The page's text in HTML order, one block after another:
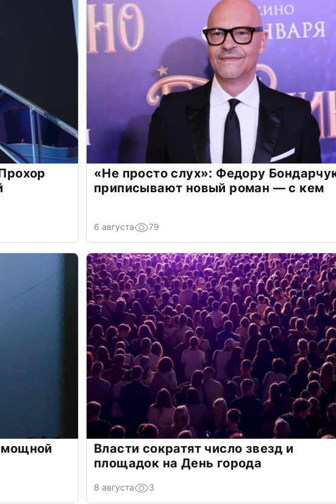
«Не просто слух»: Федору
приписывают новый роман — с кем
6 августа 79
Власти сократят число звезд и
площадок на День города
8 августа 3